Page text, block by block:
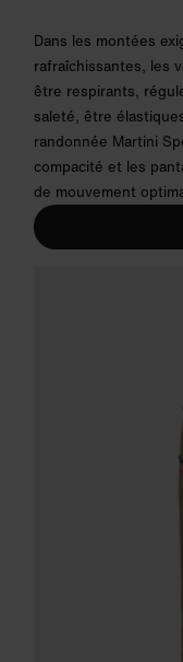
Dans les montées
rafraîchissantes, les
être respirants,
saleté, être
randonnée Martini
compacité et les
de mouvement